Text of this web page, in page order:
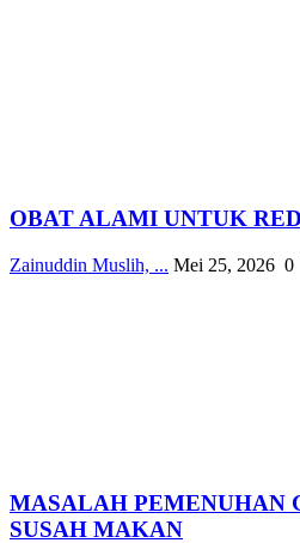
OBAT ALAMI UNTUK
Zainuddin Muslih, ... Mei 25, 2026 0
MASALAH PEMENUHAN
SUSAH MAKAN